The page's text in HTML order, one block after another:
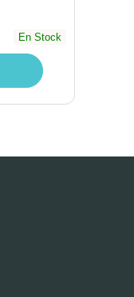
En Stock